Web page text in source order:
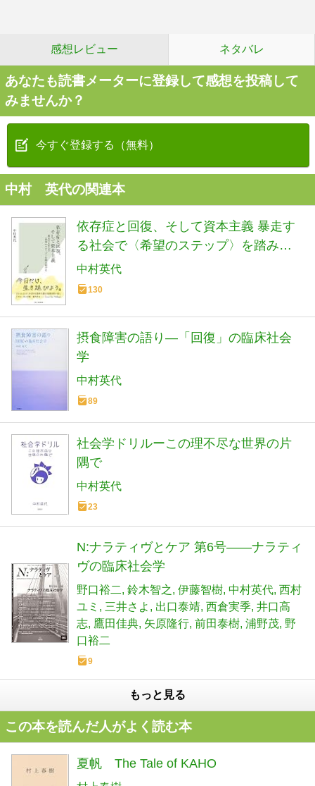
感想レビュー ネタバレ
あなたも読書メーターに登録して感想を投稿して
みませんか？
今すぐ登録する（無料）
中村 英代の関連本
依存症と回復、そして資本主義 暴走す
る社会で〈希望のステップ〉を踏み続
ける (光文社新書 1201)
中村英代
130
摂食障害の語り―「回復」の臨床社会
学
中村英代
89
社会学ドリルーこの理不尽な世界の片
隅で
中村英代
23
N:ナラティヴとケア 第6号――ナラティ
ヴの臨床社会学
野口裕二 鈴木智之 伊藤智樹 中村英代 西村
ユミ
三井さよ 出口泰靖 西倉実季 井口高
志 鷹田佳典 矢原隆行 前田泰樹 浦野茂 野
口裕二
9
もっと見る
この本を読んだ人がよく読む本
夏帆 The Tale of KAHO